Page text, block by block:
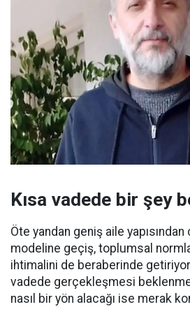
Kısa vadede bir şey
Öte yandan geniş aile
modeline geçiş, toplumsal
ihtimalini de beraberinde
vadede gerçekleşmesi
nasıl bir yön alacağı ise merak